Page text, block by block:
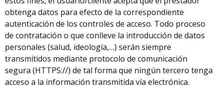
obtenga datos para efecto de la correspondiente
autenticación de los controles de acceso. Todo proceso
de contratación o que conlleve la introducción de datos
personales (salud, ideología,…) serán siempre
transmitidos mediante protocolo de comunicación
segura (HTTPS://) de tal forma que ningún tercero tenga
acceso a la información transmitida vía electrónica.